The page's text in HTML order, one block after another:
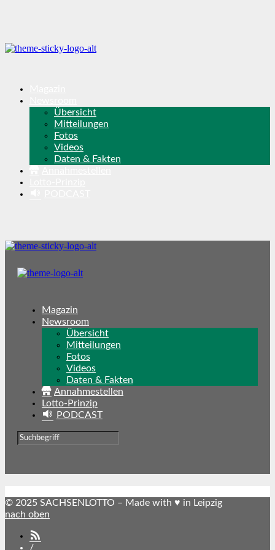
Übersicht
Mitteilungen
Fotos
Videos
Daten & Fakten
Magazin
Newsroom
Übersicht
Mitteilungen
Fotos
Videos
Daten & Fakten
Annahmestellen
Lotto-Prinzip
PODCAST
© 2025 SACHSENLOTTO – Made with ♥ in Leipzig
nach oben
/